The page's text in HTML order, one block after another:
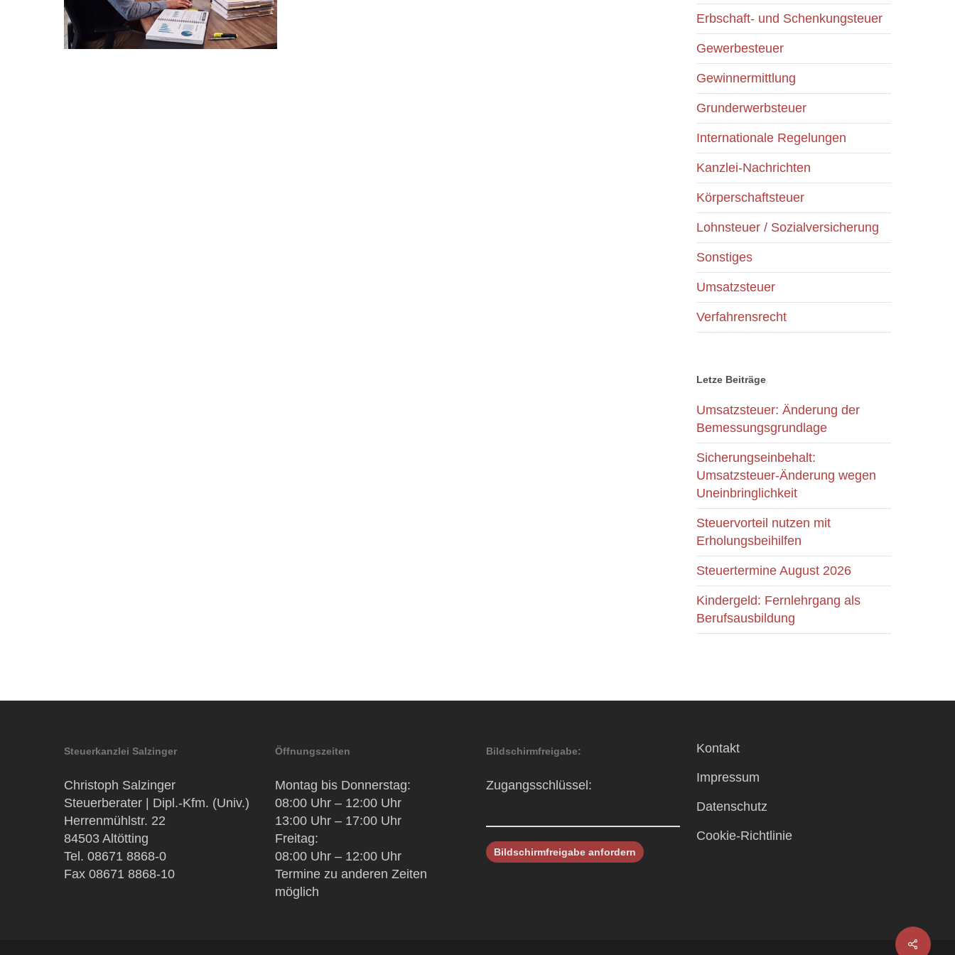
Erbschaft- und Schenkungsteuer
Gewerbesteuer
Gewinnermittlung
Grunderwerbsteuer
Internationale Regelungen
Kanzlei-Nachrichten
Körperschaftsteuer
Lohnsteuer / Sozialversicherung
Sonstiges
Umsatzsteuer
Verfahrensrecht
Letze Beiträge
Umsatzsteuer: Änderung der
Bemessungsgrundlage
Sicherungseinbehalt:
Umsatzsteuer-Änderung wegen
Uneinbringlichkeit
Steuervorteil nutzen mit
Erholungsbeihilfen
Steuertermine August 2026
Kindergeld: Fernlehrgang als
Berufsausbildung
Steuerkanzlei Salzinger
Christoph Salzinger
Steuerberater | Dipl.-Kfm. (Univ.)
Herrenmühlstr. 22
84503 Altötting
Tel. 08671 8868-0
Fax 08671 8868-10
Öffnungszeiten
Montag bis Donnerstag:
08:00 Uhr – 12:00 Uhr
13:00 Uhr – 17:00 Uhr
Freitag:
08:00 Uhr – 12:00 Uhr
Termine zu anderen Zeiten
möglich
Bildschirmfreigabe:
Zugangsschlüssel:
Kontakt
Impressum
Datenschutz
Cookie-Richtlinie